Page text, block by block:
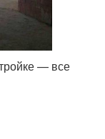
— все